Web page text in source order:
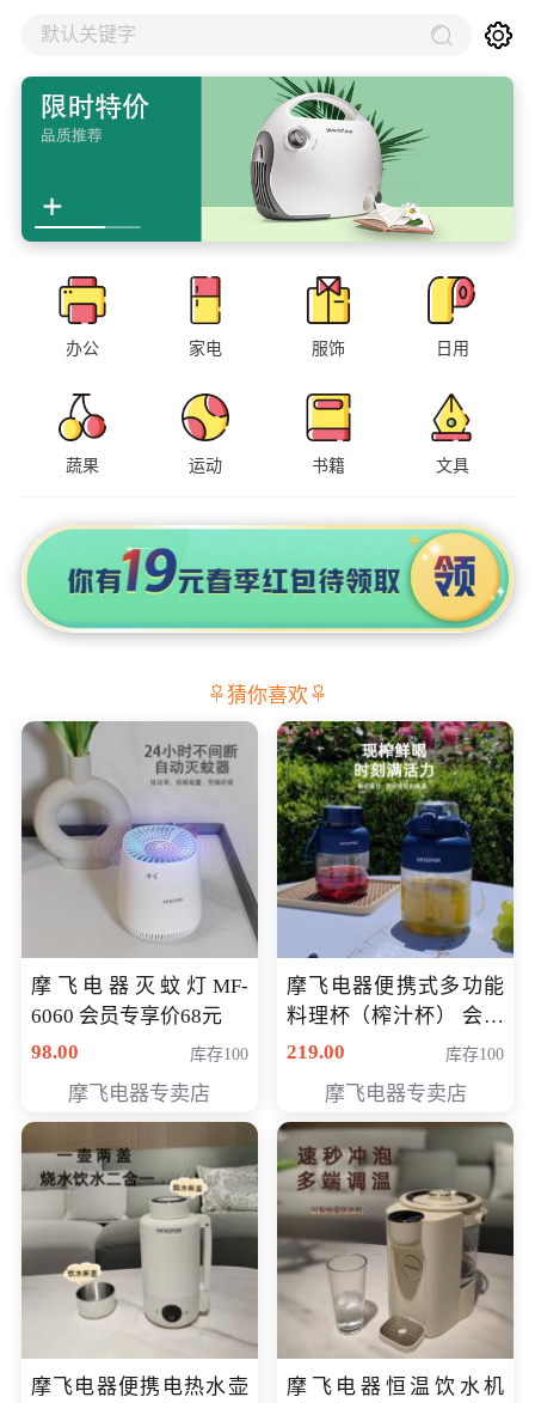
默认关键字
办公 家电 服饰 日用
蔬果 运动 书籍 文具
猜你喜欢
摩飞电器灭蚊灯MF-
6060 会员专享价68元
98.00
库存100
摩飞电器专卖店
摩飞电器便携式多功能
料理杯（榨汁杯） 会员
专享价118元
219.00 库存100
摩飞电器专卖店
摩飞电器便携电热水壶
摩飞电器恒温饮水机